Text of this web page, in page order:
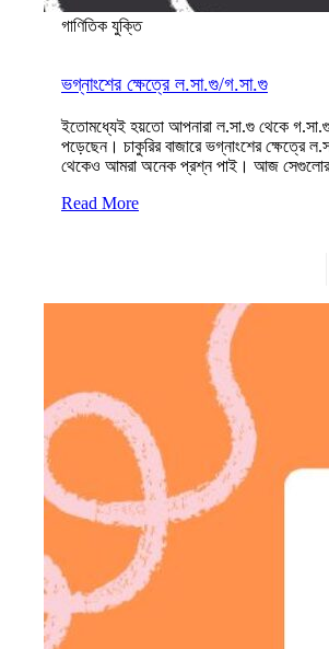
গাণিতিক যুক্তি
ভগ্নাংশের ক্ষেত্রে ল.সা.গু/গ.সা.গু
ইতোমধ্যেই হয়তো আপনারা ল.সা.গু থেকে গ.সা.গু
পড়েছেন। চাকুরির বাজারে ভগ্নাংশের ক্ষেত্রে
থেকেও আমরা অনেক প্রশ্ন পাই। আজ
Read More